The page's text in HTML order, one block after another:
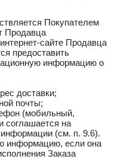
Покупателем
Продавца
сайте Продавца
предоставить
информацию о
доставки;
почты;
(мобильный,
соглашается на
(см. п. 9.6).
информацию, если она
Заказа